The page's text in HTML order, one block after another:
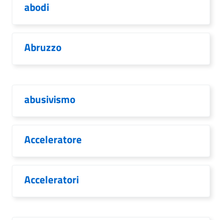
abodi
Abruzzo
abusivismo
Acceleratore
Acceleratori